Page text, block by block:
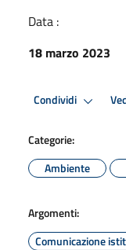
Data :
18 marzo 2023
Condividi
Categorie:
Ambiente
Argomenti:
Comunicazione